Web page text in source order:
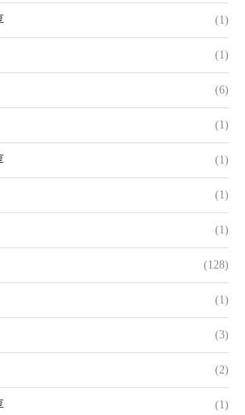
(1)
(1)
(6)
(1)
(1)
(1)
(1)
(128)
(1)
(3)
(2)
(1)